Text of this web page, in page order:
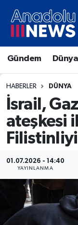
Gündem Dünya
HABERLER DÜNYA
İsrail,
ateşkesi
01.07.2026 - 14:40
YAYINLANMA
Hava Durumu
Trafik Durumu
Süper Lig
Tüm
Son Dakika
Haber Arşivi